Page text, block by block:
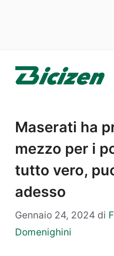
Maserati ha
mezzo per i
tutto vero,
adesso
Gennaio 24, 2024 di
Domenighini